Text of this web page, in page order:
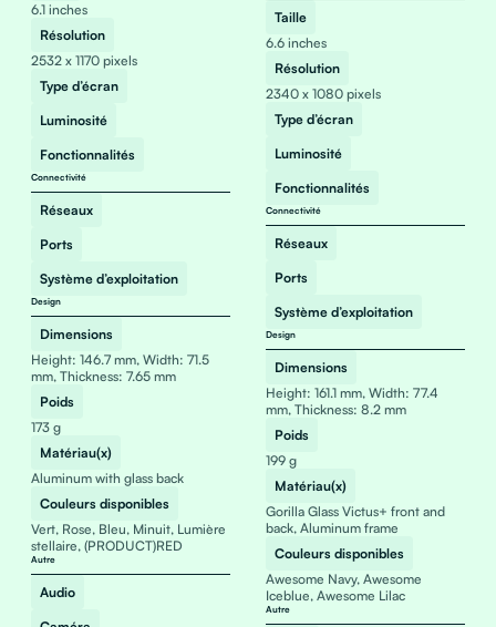
6.1 inches
Résolution
2532 x 1170 pixels
Type d’écran
Luminosité
Fonctionnalités
Connectivité
Réseaux
Ports
Système d’exploitation
Design
Dimensions
Height: 146.7 mm, Width: 71.5
mm, Thickness: 7.65 mm
Poids
173 g
Matériau(x)
Aluminum with glass back
Couleurs disponibles
Vert, Rose, Bleu, Minuit, Lumière
stellaire, (PRODUCT)RED
Autre
Audio
Taille
6.6 inches
Résolution
2340 x 1080 pixels
Type d’écran
Luminosité
Fonctionnalités
Connectivité
Réseaux
Ports
Système d’exploitation
Design
Dimensions
Height: 161.1 mm, Width: 77.4
mm, Thickness: 8.2 mm
Poids
199 g
Matériau(x)
Gorilla Glass Victus+ front and
back, Aluminum frame
Couleurs disponibles
Awesome Navy, Awesome
Iceblue, Awesome Lilac
Autre